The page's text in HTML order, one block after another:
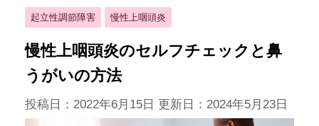
起立性調節障害 慢性上咽頭炎
慢性上咽頭炎のセルフチェックと鼻
うがいの方法
投稿日：2022年6月15日 更新日： 2024年5月23日